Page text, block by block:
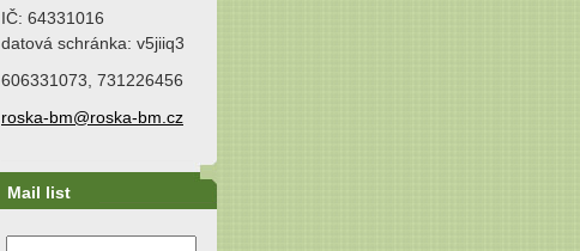
IČ: 64331016
datová schránka: v5jiiq3
606331073, 731226456
roska-bm@roska-bm.cz
Mail list